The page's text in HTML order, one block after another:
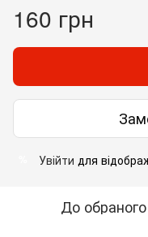
160 грн
Увійти для
До обраного